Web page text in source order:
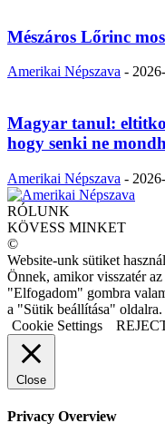
Mészáros Lőrinc
Amerikai Népszava -
Magyar tanul:
hogy senki ne
Amerikai Népszava -
RÓLUNK
KÖVESS MINKET
©
Website-unk sütiket
Önnek, amikor visszatér
"Elfogadom" gombra
a "Sütik beállítása" oldalra.
Cookie Settings
Close
Privacy Overview